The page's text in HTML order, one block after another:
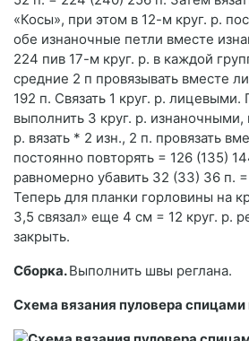
«Косы», при этом в 12-м круг. р.
обе изнаночные петли вместе
224 пив 17-м круг. р. в каждой
средние 2 п провязывать вместе
192 п. Связать 1 круг. р. лицевыми.
выполнить 3 круг. р. изнаночными,
р. вязать * 2 изн., 2 п. провязать
постоянно повторять = 126 (135)
равномерно убавить 32 (33) 36 п.
Теперь для планки горловины на
3,5 связал» еще 4 см = 12 круг. р.
закрыть.
Сборка.Выполнить швы реглана.
Схема вязания пуловера